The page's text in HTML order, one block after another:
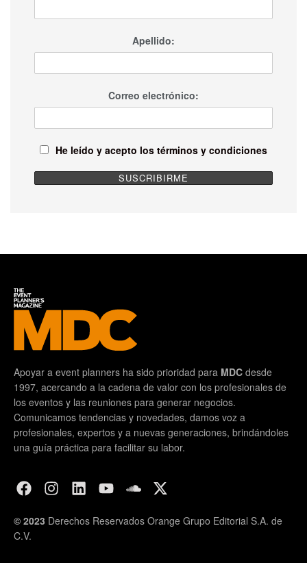
Apellido:
Correo electrónico:
He leído y acepto los términos y condiciones
Apoyar a event planners ha sido prioridad para MDC desde
1997, acercando a la cadena de valor con los profesionales de
los eventos y las reuniones para generar negocios.
Comunicamos tendencias y novedades, damos voz a
profesionales, expertos y a nuevas generaciones, brindándoles
una guía práctica para facilitar su labor.
© 2023 Derechos Reservados Orange Grupo Editorial S.A. de
C.V.